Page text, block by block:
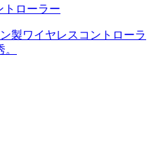
トローラー
製ワイヤレスコントローラ